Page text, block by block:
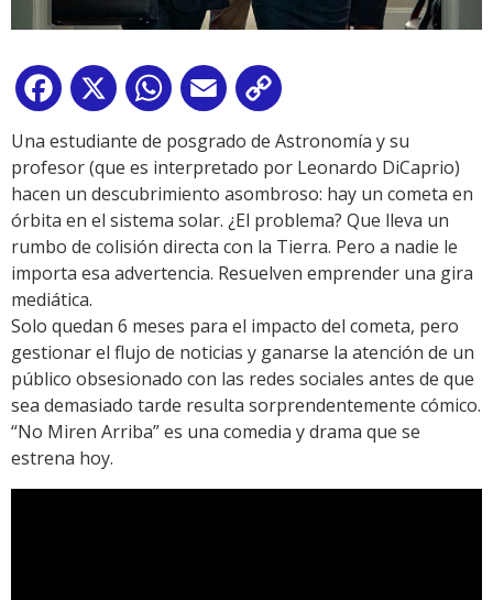
Facebook
X WhatsApp
Email
Link
Una estudiante de posgrado de Astronomía y su
profesor (que es interpretado por Leonardo DiCaprio)
hacen un descubrimiento asombroso: hay un cometa en
órbita en el sistema solar. ¿El problema? Que lleva un
rumbo de colisión directa con la Tierra. Pero a nadie le
importa esa advertencia. Resuelven emprender una gira
mediática.
Solo quedan 6 meses para el impacto del cometa, pero
gestionar el flujo de noticias y ganarse la atención de un
público obsesionado con las redes sociales antes de que
sea demasiado tarde resulta sorprendentemente cómico.
“No Miren Arriba” es una comedia y drama que se
estrena hoy.